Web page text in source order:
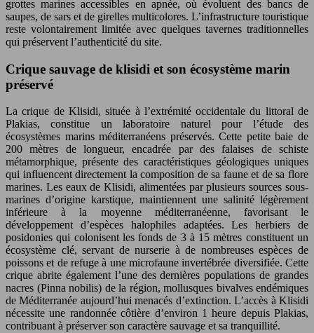
grottes marines accessibles en apnée, où évoluent des bancs de
saupes, de sars et de girelles multicolores. L’infrastructure touristique
reste volontairement limitée avec quelques tavernes traditionnelles
qui préservent l’authenticité du site.
Crique sauvage de klisidi et son écosystème marin
préservé
La crique de Klisidi, située à l’extrémité occidentale du littoral de
Plakias, constitue un laboratoire naturel pour l’étude des
écosystèmes marins méditerranéens préservés. Cette petite baie de
200 mètres de longueur, encadrée par des falaises de schiste
métamorphique, présente des caractéristiques géologiques uniques
qui influencent directement la composition de sa faune et de sa flore
marines. Les eaux de Klisidi, alimentées par plusieurs sources sous-
marines d’origine karstique, maintiennent une salinité légèrement
inférieure à la moyenne méditerranéenne, favorisant le
développement d’espèces halophiles adaptées. Les herbiers de
posidonies qui colonisent les fonds de 3 à 15 mètres constituent un
écosystème clé, servant de nurserie à de nombreuses espèces de
poissons et de refuge à une microfaune invertébrée diversifiée. Cette
crique abrite également l’une des dernières populations de grandes
nacres (Pinna nobilis) de la région, mollusques bivalves endémiques
de Méditerranée aujourd’hui menacés d’extinction. L’accès à Klisidi
nécessite une randonnée côtière d’environ 1 heure depuis Plakias,
contribuant à préserver son caractère sauvage et sa tranquillité.